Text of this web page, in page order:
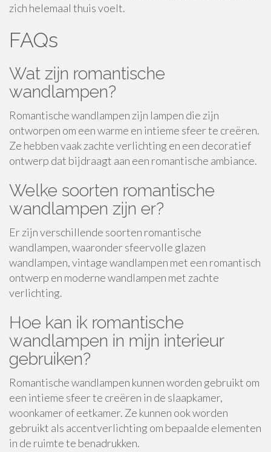
zich helemaal thuis voelt.
FAQs
Wat zijn romantische
wandlampen?
Romantische wandlampen zijn lampen die zijn
ontworpen om een warme en intieme sfeer te creëren.
Ze hebben vaak zachte verlichting en een decoratief
ontwerp dat bijdraagt aan een romantische ambiance.
Welke soorten romantische
wandlampen zijn er?
Er zijn verschillende soorten romantische
wandlampen, waaronder sfeervolle glazen
wandlampen, vintage wandlampen met een romantisch
ontwerp en moderne wandlampen met zachte
verlichting.
Hoe kan ik romantische
wandlampen in mijn interieur
gebruiken?
Romantische wandlampen kunnen worden gebruikt om
een intieme sfeer te creëren in de slaapkamer,
woonkamer of eetkamer. Ze kunnen ook worden
gebruikt als accentverlichting om bepaalde elementen
in de ruimte te benadrukken.